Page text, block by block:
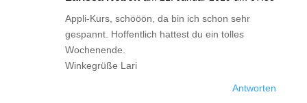
Appli-Kurs, schööön, da bin ich schon sehr
gespannt. Hoffentlich hattest du ein tolles
Wochenende.
Winkegrüße Lari
Antworten